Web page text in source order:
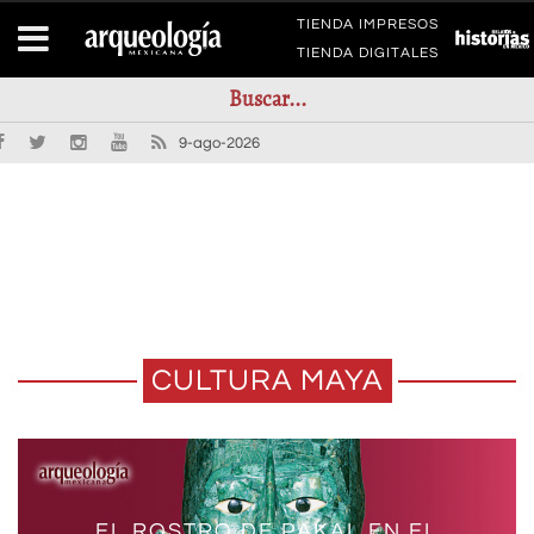
TIENDA IMPRESOS
TIENDA DIGITALES
9-ago-2026
CULTURA MAYA